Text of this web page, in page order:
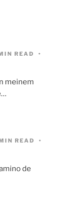
READ
meinem
READ
de